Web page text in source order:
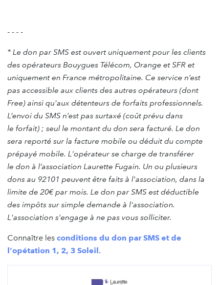
- - - -
* Le don par SMS est ouvert uniquement pour les clients
des opérateurs Bouygues Télécom, Orange et SFR et
uniquement en France métropolitaine. Ce service n’est
pas accessible aux clients des autres opérateurs (dont
Free) ainsi qu'aux détenteurs de forfaits professionnels.
L’envoi du SMS n’est pas surtaxé (coût prévu dans
le forfait) ; seul le montant du don sera facturé. Le don
sera reporté sur la facture mobile ou déduit du compte
prépayé mobile. L'opérateur se charge de transférer
le don à l’association Laurette Fugain. Un ou plusieurs
dons au 92101 peuvent être faits à l'association, dans la
limite de 20€ par mois. Le don par SMS est déductible
des impôts sur simple demande à l'association.
L'association s'engage à ne pas vous solliciter.
Connaître les conditions du don par SMS et de
l'opétation 1, 2, 3 Soleil .